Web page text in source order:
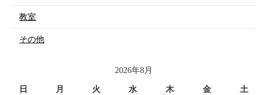
教室
その他
2026年8月
日 月 火 水 木 金 土